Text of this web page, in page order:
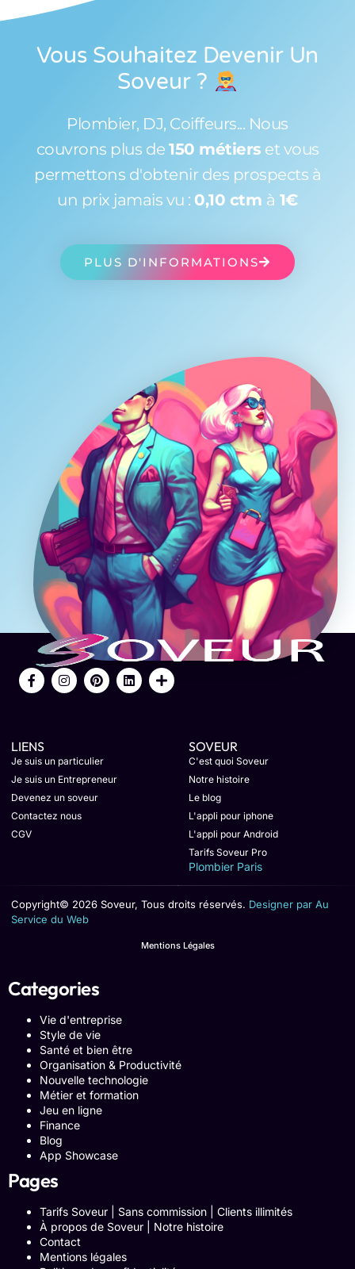
Vous Souhaitez Devenir Un
Soveur ?
Plombier, DJ, Coiffeurs... Nous
couvrons plus de 150 métiers et vous
permettons d'obtenir des prospects à
un prix jamais vu : 0,10 ctm à 1€
PLUS D'INFORMATIONS
LIENS
Je suis un particulier
Je suis un Entrepreneur
Devenez un soveur
Contactez nous
CGV
SOVEUR
C'est quoi Soveur
Notre histoire
Le blog
L'appli pour iphone
L'appli pour Android
Tarifs Soveur Pro
Plombier Paris
Copyright© 2026 Soveur, Tous droits réservés. Designer par Au
Service du Web
Mentions Légales
Categories
Vie d'entreprise
Style de vie
Santé et bien être
Organisation & Productivité
Nouvelle technologie
Métier et formation
Jeu en ligne
Finance
Blog
App Showcase
Pages
Tarifs Soveur | Sans commission | Clients illimités
À propos de Soveur | Notre histoire
Contact
Mentions légales